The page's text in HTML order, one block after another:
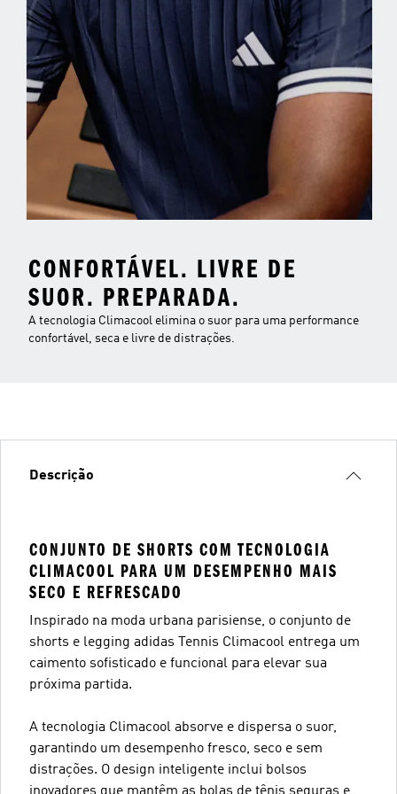
CONFORTÁVEL. LIVRE DE
SUOR. PREPARADA.
A tecnologia Climacool elimina o suor para uma performance
confortável, seca e livre de distrações.
Descrição
CONJUNTO DE SHORTS COM TECNOLOGIA
CLIMACOOL PARA UM DESEMPENHO MAIS
SECO E REFRESCADO
Inspirado na moda urbana parisiense, o conjunto de
shorts e legging adidas Tennis Climacool entrega um
caimento sofisticado e funcional para elevar sua
próxima partida.
A tecnologia Climacool absorve e dispersa o suor,
garantindo um desempenho fresco, seco e sem
distrações. O design inteligente inclui bolsos